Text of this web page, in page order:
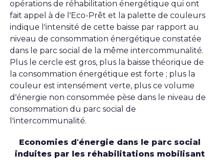
opérations de réhabilitation énergétique qui ont
fait appel à de l’Eco-Prêt et la palette de couleurs
indique l’intensité de cette baisse par rapport au
niveau de consommation énergétique constatée
dans le parc social de la même intercommunalité.
Plus le cercle est gros, plus la baisse théorique de
la consommation énergétique est forte ; plus la
couleur est intensément verte, plus ce volume
d’énergie non consommée pèse dans le niveau de
consommation du parc social de
l’intercommunalité.
Economies d’énergie dans le parc social
induites par les réhabilitations mobilisant